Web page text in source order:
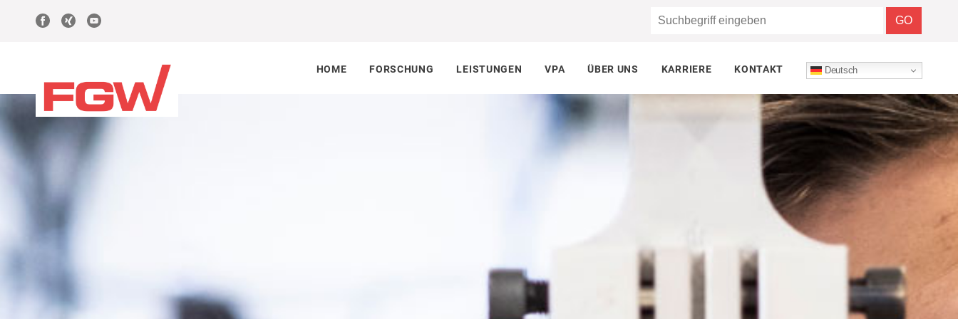
HOME FORSCHUNG LEISTUNGEN VPA ÜBER UNS KARRIERE KONTAKT Deutsch